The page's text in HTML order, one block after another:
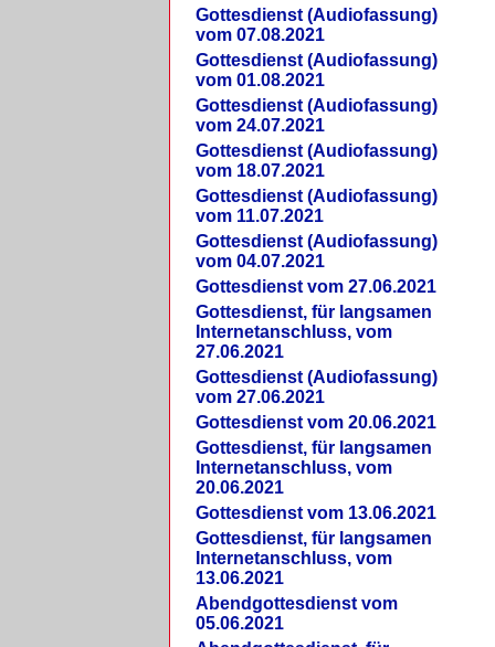
Gottesdienst (Audiofassung)
vom 07.08.2021
Gottesdienst (Audiofassung)
vom 01.08.2021
Gottesdienst (Audiofassung)
vom 24.07.2021
Gottesdienst (Audiofassung)
vom 18.07.2021
Gottesdienst (Audiofassung)
vom 11.07.2021
Gottesdienst (Audiofassung)
vom 04.07.2021
Gottesdienst vom 27.06.2021
Gottesdienst, für langsamen
Internetanschluss, vom
27.06.2021
Gottesdienst (Audiofassung)
vom 27.06.2021
Gottesdienst vom 20.06.2021
Gottesdienst, für langsamen
Internetanschluss, vom
20.06.2021
Gottesdienst vom 13.06.2021
Gottesdienst, für langsamen
Internetanschluss, vom
13.06.2021
Abendgottesdienst vom
05.06.2021